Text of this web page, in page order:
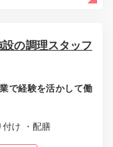
設の調理スタッフ
で経験を活かして働
付け ・配膳